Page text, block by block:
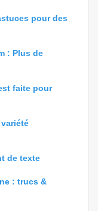
pour des
: Plus de
faite pour
de texte
: trucs &